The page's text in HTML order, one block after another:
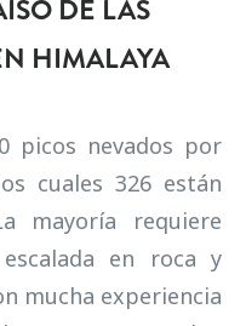
DE LAS
HIMALAYA
picos nevados por
cuales 326 están
mayoría requiere
en roca y
mucha experiencia